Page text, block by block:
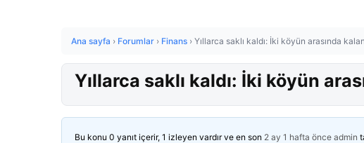
Ana sayfa › Forumlar › Finans › Yıllarca saklı kaldı: İki köyün arasında
Yıllarca saklı kaldı: İki köyün
Bu konu 0 yanıt içerir, 1 izleyen vardır ve en son 2 ay 1 hafta önce admin